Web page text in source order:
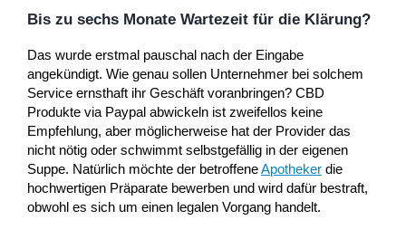
Bis zu sechs Monate Wartezeit für die Klärung?
Das wurde erstmal pauschal nach der Eingabe
angekündigt. Wie genau sollen Unternehmer bei solchem
Service ernsthaft ihr Geschäft voranbringen? CBD
Produkte via Paypal abwickeln ist zweifellos keine
Empfehlung, aber möglicherweise hat der Provider das
nicht nötig oder schwimmt selbstgefällig in der eigenen
Suppe. Natürlich möchte der betroffeneApotheker die
hochwertigen Präparate bewerben und wird dafür bestraft,
obwohl es sich um einen legalen Vorgang handelt.